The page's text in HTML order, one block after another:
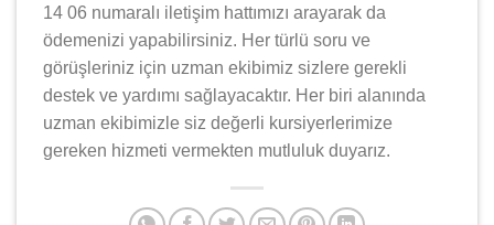
14 06 numaralı iletişim hattımızı arayarak da
ödemenizi yapabilirsiniz. Her türlü soru ve
görüşleriniz için uzman ekibimiz sizlere gerekli
destek ve yardımı sağlayacaktır. Her biri alanında
uzman ekibimizle siz değerli kursiyerlerimize
gereken hizmeti vermekten mutluluk duyarız.